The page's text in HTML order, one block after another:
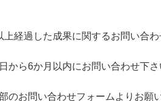
経過した成果に関するお問い合
から6か月以内にお問い合わせ下さ
お問い合わせフォームよりお願